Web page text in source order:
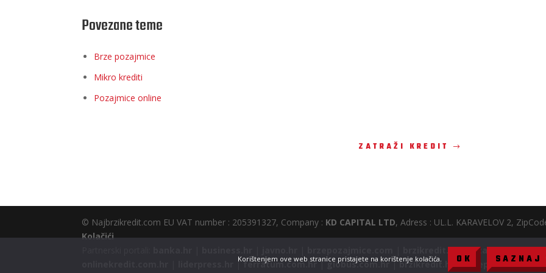
Povezane teme
Brze pozajmice
Mikro krediti
Pozajmice online
ZATRAŽI KREDIT
© Najbrzikredit.com EU VAT number : 205391327, Company : KD CAPITAL LTD, Adress : UL.L. KARAVELOV 2,
Kolačići
brzikredit.com|zajam.hr|
|ferratum.com.hr|globus.com.hr |brzikredit.hr |
Korištenjem ove web stranice pristajete na korištenje kolačića. OK SAZNAJ